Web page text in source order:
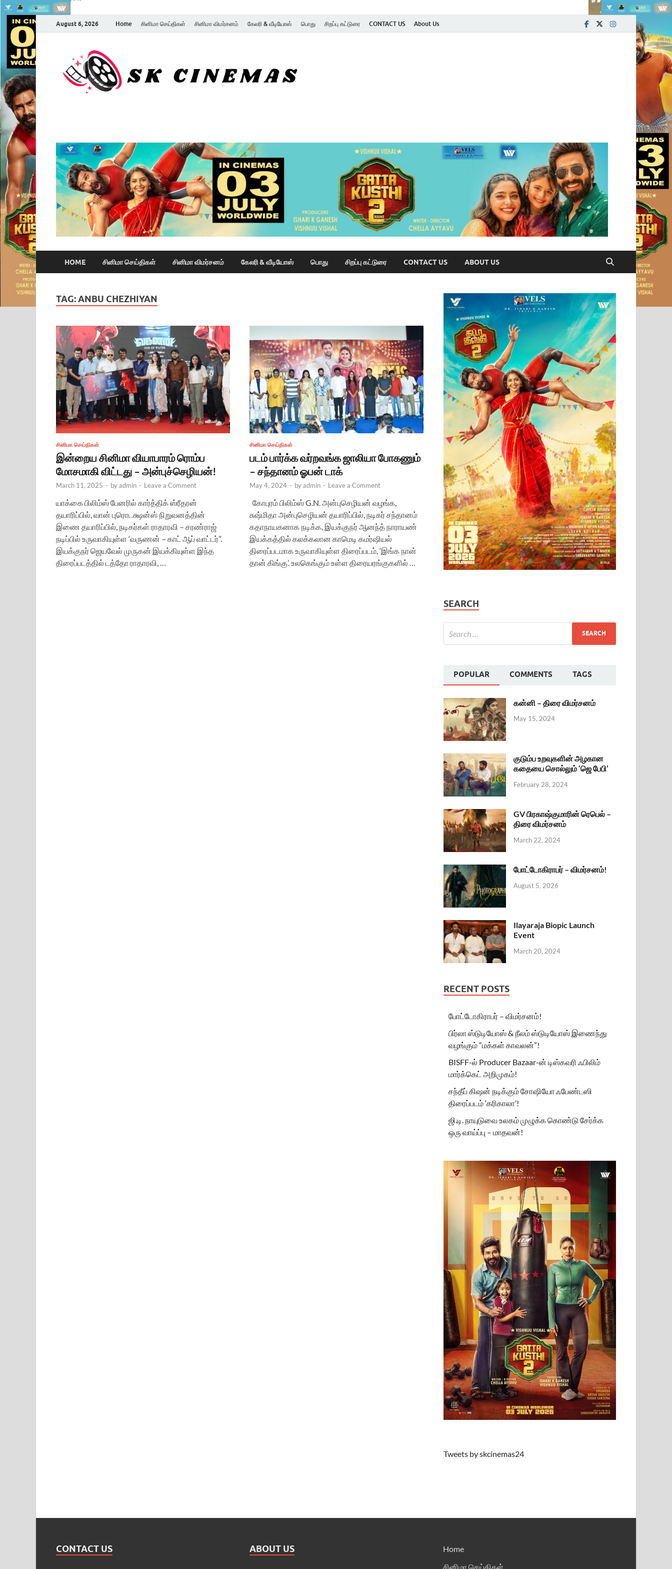
August 6, 2026 Home சினிமா செய்திகள் சினிமா விமர்சனம் கேலரி & வீடியோஸ் பொது சிறப்பு கட்டுரை CONTACT US About Us
HOME சினிமா செய்திகள் சினிமா விமர்சனம் கேலரி & வீடியோஸ் பொது சிறப்பு கட்டுரை CONTACT US ABOUT US
TAG:ANBU CHEZHIYAN
சினிமா செய்திகள்
இன்றைய சினிமா வியாபாரம் ரொம்ப
மோசமாகி விட்டது – அன்புச்செழியன்!
March 11, 2025 - byadmin - Leave a Comment
யாக்கை பிலிம்ஸ் பேனரில் கார்த்திக் ஸ்ரீதரன்
தயாரிப்பில், வான் புரொடக்ஷன்ஸ் நிறுவனத்தின்
இணை தயாரிப்பில், நடிகர்கள் ராதாரவி – சரண்ராஜ்
நடிப்பில் உருவாகியுள்ள ‘வருணன் – காட் ஆப் வாட்டர்”.
இயக்குநர் ஜெயவேல் முருகன் இயக்கியுள்ள இந்த
திரைப்படத்தில் டத்தோ ராதாரவி, …
சினிமா செய்திகள்
படம் பார்க்க வர்றவங்க ஜாலியா போகணும்
– சந்தானம் ஓபன் டாக்
May 4, 2024 - byadmin - Leave a Comment
கோபுரம் பிலிம்ஸ் G.N. அன்புசெழியன் வழங்க,
சுஷ்மிதா அன்புசெழியன் தயாரிப்பில், நடிகர் சந்தானம்
கதாநாயகனாக நடிக்க, இயக்குநர் ஆனந்த் நாராயண்
இயக்கத்தில் கலக்கலான காமெடி கமர்ஷியல்
திரைப்படமாக உருவாகியுள்ள திரைப்படம், ‘இங்க நான்
தான் கிங்கு’. உலகெங்கும் உள்ள திரையரங்குகளில் …
SEARCH
POPULAR COMMENTS TAGS
கன்னி – திரை விமர்சனம்
May 15, 2024
குடும்ப உறவுகளின் அழகான
கதையை சொல்லும் ‘ஜெ பேபி’
February 28, 2024
GV பிரகாஷ்குமாரின் ரெபெல் –
திரை விமர்சனம்
March 22, 2024
போட்டோகிராபர் – விமர்சனம்!
August 5, 2026
Ilayaraja Biopic Launch
Event
March 20, 2024
RECENT POSTS
போட்டோகிராபர் – விமர்சனம்!
பிர்லா ஸ்டுடியோஸ் & நீலம் ஸ்டுடியோஸ் இணைந்து
வழங்கும் “மக்கள் காவலன்”!
BISFF-ல் Producer Bazaar-ன் டிஸ்கவரி ஃபிலிம்
மார்க்கெட் அறிமுகம்!
சந்தீப் கிஷன் நடிக்கும் சோஷியோ ஃபேண்டஸி
திரைப்படம் ‘கரிகாலா’!
ஜி.டி. நாயுடுவை உலகம் முழுக்க கொண்டு சேர்க்க
ஒரு வாய்ப்பு – மாதவன்!
Tweets by skcinemas24
CONTACT US ABOUT US
Home
சினிமா செய்திகள்